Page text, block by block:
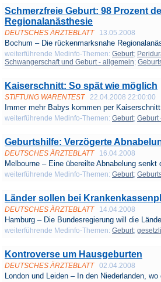
Schmerzfreie Geburt: 98 Prozent
Regionalanästhesie
DEUTSCHES ÄRZTEBLATT 13.05.2008
Bochum – Die rückenmarksnahe
weiterführende Medinfo-Themen: Geburt;
Schwangerschaft und Geburt - allgemein;
Kaiserschnitt: So spät wie möglich
STIFTUNG WARENTEST 22.04.2008 22:00:00
Immer mehr Babys kommen per
weiterführende Medinfo-Themen: Geburt; Geburt
Geburtshilfe: Verzögerte
DEUTSCHES ÄRZTEBLATT 16.04.2008
Melbourne – Eine übereilte Abnabelung senkt
weiterführende Medinfo-Themen: Geburt;
Länder sollen bei
DEUTSCHES ÄRZTEBLATT 14.04.2008
Hamburg – Die Bundesregierung will die
weiterführende Medinfo-Themen: Geburt;
Kontroverse um Hausgeburten
DEUTSCHES ÄRZTEBLATT 02.04.2008
London und Leiden – In den Niederlanden, wo